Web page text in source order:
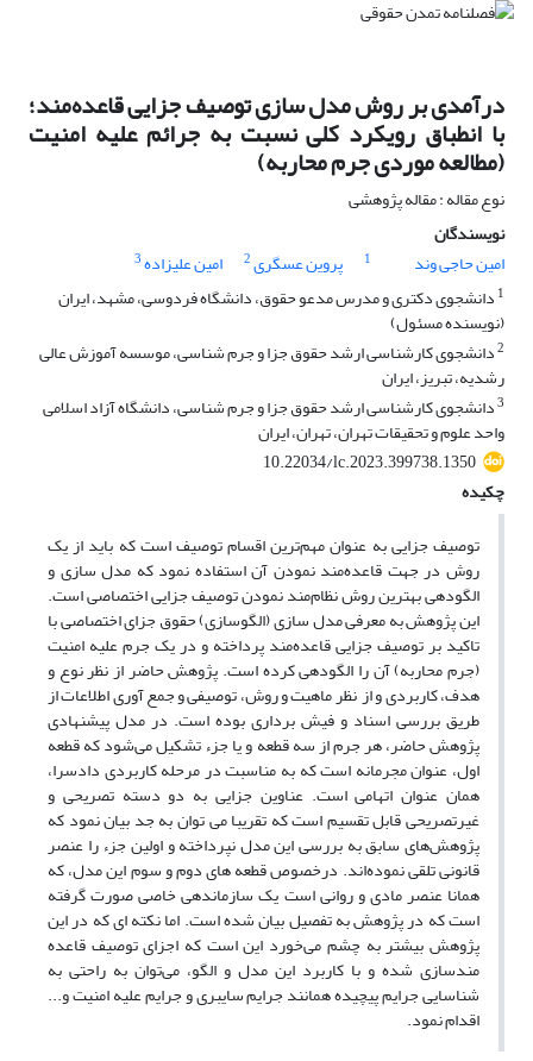
درآمدی بر روش مدل سازی توصیف جزایی قاعده‌مند؛
با انطباق رویکرد کلی نسبت به جرائم علیه امنیت
(مطالعه موردی جرم محاربه)
نوع مقاله : مقاله پژوهشی
نویسندگان
امین حاجی وند
1 پروین عسگری2 امین علیزاده3
1 دانشجوی دکتری و مدرس مدعو حقوق، دانشگاه فردوسی، مشهد، ایران
(نویسنده مسئول)
2دانشجوی کارشناسی ارشد حقوق جزا و جرم شناسی، موسسه آموزش عالی
رشدیه، تبریز، ایران
3دانشجوی کارشناسی ارشد حقوق جزا و جرم شناسی، دانشگاه آزاد اسلامی
واحد علوم و تحقیقات تهران، تهران، ایران
10.22034/lc.2023.399738.1350
چکیده
توصیف جزایی به عنوان مهم‌ترین اقسام توصیف است که باید از یک
روش در جهت قاعده‌مند نمودن آن استفاده نمود که مدل سازی و
الگودهی بهترین روش نظام‌مند نمودن توصیف جزایی اختصاصی است.
این پژوهش به معرفی مدل سازی (الگوسازی) حقوق جزای اختصاصی با
تاکید بر توصیف جزایی قاعده‌مند پرداخته و در یک جرم علیه امنیت
(جرم محاربه) آن را الگودهی کرده است. پژوهش حاضر از نظر نوع و
هدف، کاربردی و از نظر ماهیت و روش، توصیفی و جمع آوری اطلاعات از
طریق بررسی اسناد و فیش برداری بوده است. در مدل پیشنهادی
پژوهش حاضر، هر جرم از سه قطعه و یا جزء تشکیل می‌شود که قطعه
اول، عنوان مجرمانه است که به مناسبت در مرحله کاربردی دادسرا،
همان عنوان اتهامی است. عناوین جزایی به دو دسته تصریحی و
غیرتصریحی قابل تقسیم است که تقریبا می توان به جد بیان نمود که
پژوهش‌های سابق به بررسی این مدل نپرداخته و اولین جزء را عنصر
قانونی تلقی نموده‌اند. درخصوص قطعه های دوم و سوم این مدل، که
همانا عنصر مادی و روانی است یک سازماندهی خاصی صورت گرفته
است که در پژوهش به تفصیل بیان شده است. اما نکته ای که در این
پژوهش بیشتر به چشم می‌خورد این است که اجزای توصیف قاعده
مندسازی شده و با کاربرد این مدل و الگو، می‌توان به راحتی به
شناسایی جرایم پیچیده همانند جرایم سایبری و جرایم علیه امنیت و...
اقدام نمود.